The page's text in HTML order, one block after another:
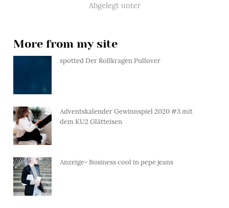
Abgelegt unter
More from my site
spotted Der Rollkragen Pullover
Adventskalender Gewinnspiel 2020 #3 mit
dem KU2 Glätteisen
Anzeige- Business cool in pepe jeans